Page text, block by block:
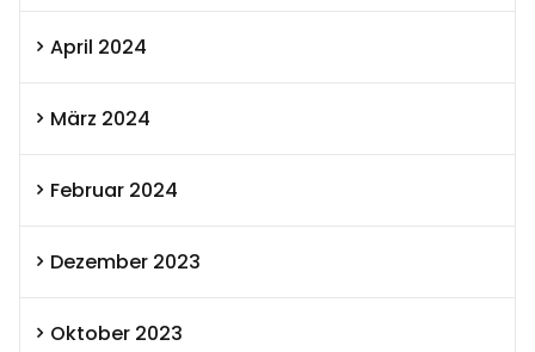
April 2024
März 2024
Februar 2024
Dezember 2023
Oktober 2023